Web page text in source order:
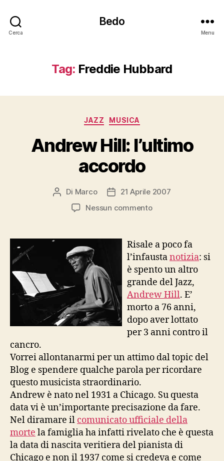
Cerca
Bedo
Menu
Tag: Freddie Hubbard
Categorie
JAZZ MUSICA
Andrew Hill: l’ultimo
accordo
Autore
articolo
Di Marco
Data21 Aprile 2007
Nessun commentosu
accordo
Risale a poco fa
l’infaustanotizia: si
è spento un altro
grande del Jazz,
Andrew Hill. E’
morto a 76 anni,
dopo aver lottato
per 3 anni contro il
cancro.
Vorrei allontanarmi per un attimo dal topic del
Blog e spendere qualche parola per ricordare
questo musicista straordinario.
Andrew è nato nel 1931 a Chicago. Su questa
data vi è un’importante precisazione da fare.
Nel diramare il comunicato ufficiale della
morte la famiglia ha infatti rivelato che è questa
la data di nascita veritiera del pianista di
Chicago e non il 1937 come si credeva e come